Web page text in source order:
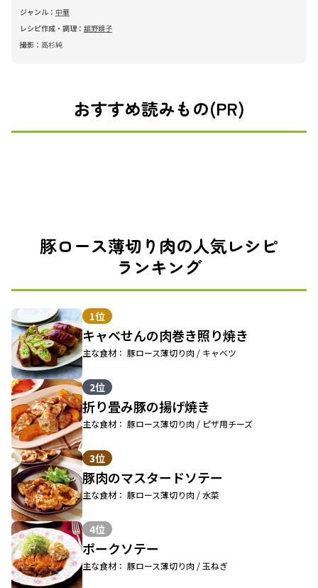
ジャンル： 中華
レシピ作成・調理： 舘野鏡子
撮影： 高杉純
おすすめ読みもの(PR)
豚ロース薄切り肉の人気レシピ
ランキング
1位
キャベせんの肉巻き照り焼き
主な食材： 豚ロース薄切り肉 / キャベツ
2位
折り畳み豚の揚げ焼き
主な食材： 豚ロース薄切り肉 / ピザ用チーズ
3位
豚肉のマスタードソテー
主な食材： 豚ロース薄切り肉 / 水菜
4位
ポークソテー
主な食材： 豚ロース薄切り肉 / 玉ねぎ